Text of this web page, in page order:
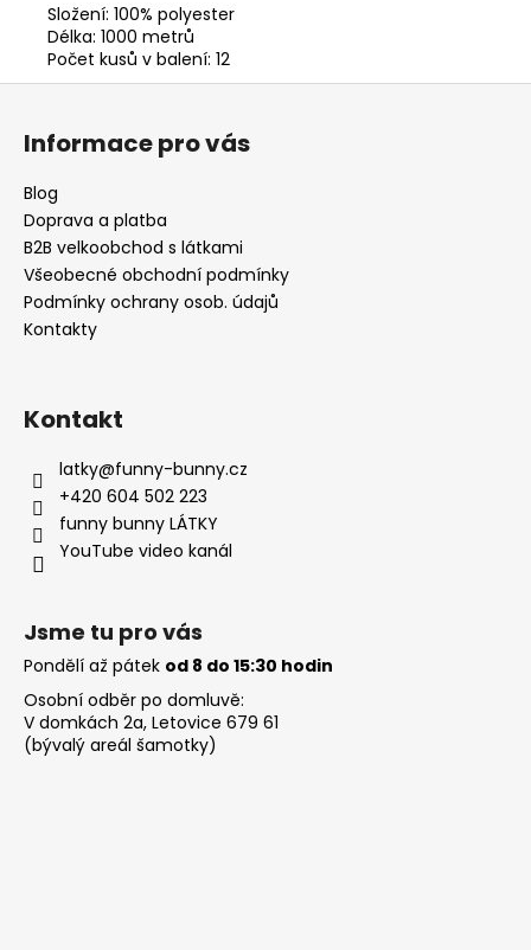
Složení: 100% polyester
Délka: 1000 metrů
Počet kusů v balení: 12
Z
Informace pro vás
Blog
Doprava a platba
B2B velkoobchod s látkami
Všeobecné obchodní podmínky
Podmínky ochrany osob. údajů
Kontakty
Kontakt
latky@funny-bunny.cz
+420 604 502 223
funny bunny LÁTKY
YouTube video kanál
Jsme tu pro vás
Pondělí až pátek od 8 do 15:30 hodin
Osobní odběr po domluvě:
V domkách 2a, Letovice 679 61
(bývalý areál šamotky)